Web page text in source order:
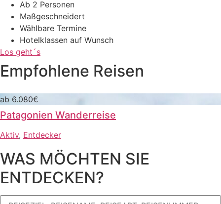
Ab 2 Personen
Maßgeschneidert
Wählbare Termine
Hotelklassen auf Wunsch
Los geht´s
Empfohlene Reisen
ab 6.080€
Patagonien Wanderreise
Aktiv, Entdecker
WAS MÖCHTEN SIE
ENTDECKEN?